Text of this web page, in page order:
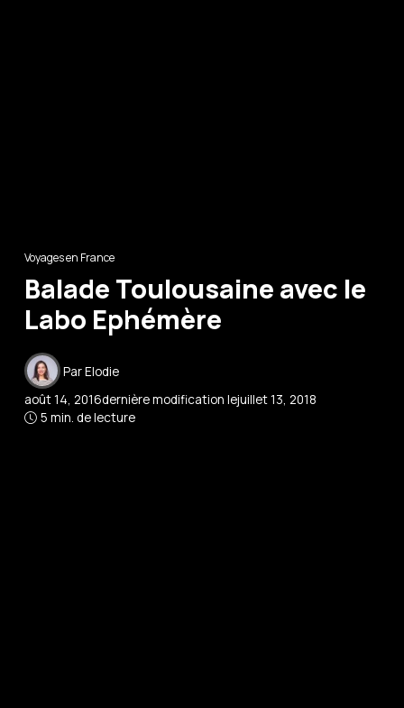
Voyages en France
Balade Toulousaine avec le
Labo Ephémère
ParElodie
août 14, 2016dernière modification lejuillet 13, 2018
5 min. de lecture